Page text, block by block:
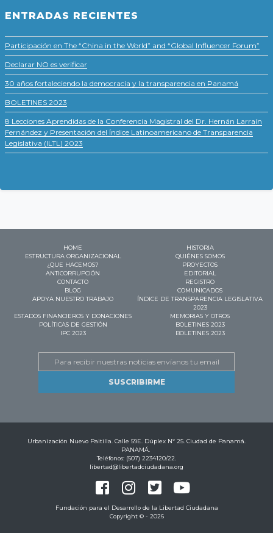
ENTRADAS RECIENTES
Participación en The “China in the World” and “Global Influencer Forum”
Declarar NO es verificar
30 años fortaleciendo la democracia y la transparencia en Panamá
BOLETINES 2023
8 Lecciones Aprendidas de la Conferencia Magistral del Dr. Hernán Larraín
Fernández y Presentación del Índice Latinoamericano de Transparencia
Legislativa (ILTL) 2023
HOME
HISTORIA
ESTRUCTURA ORGANIZACIONAL
QUIÉNES SOMOS
¿QUE HACEMOS?
PROYECTOS
ANTICORRUPCIÓN
EDITORIAL
CONTACTO
REGISTRO
BLOG
COMUNICADOS
APOYA NUESTRO TRABAJO
ÍNDICE DE TRANSPARENCIA LEGISLATIVA
2023
ESTADOS FINANCIEROS Y DONACIONES
MEMORIAS Y OTROS
POLÍTICAS DE GESTIÓN
BOLETINES 2023
IPC 2023
BOLETINES 2023
Urbanización Nuevo Paitilla. Calle 59E. Dúplex Nº 25. Ciudad de Panamá.
PANAMÁ.
Teléfonos: (507) 2234120/22.
libertad@libertadciudadana.org
Fundación para el Desarrollo de la Libertad Ciudadana
Copyright © - 2026